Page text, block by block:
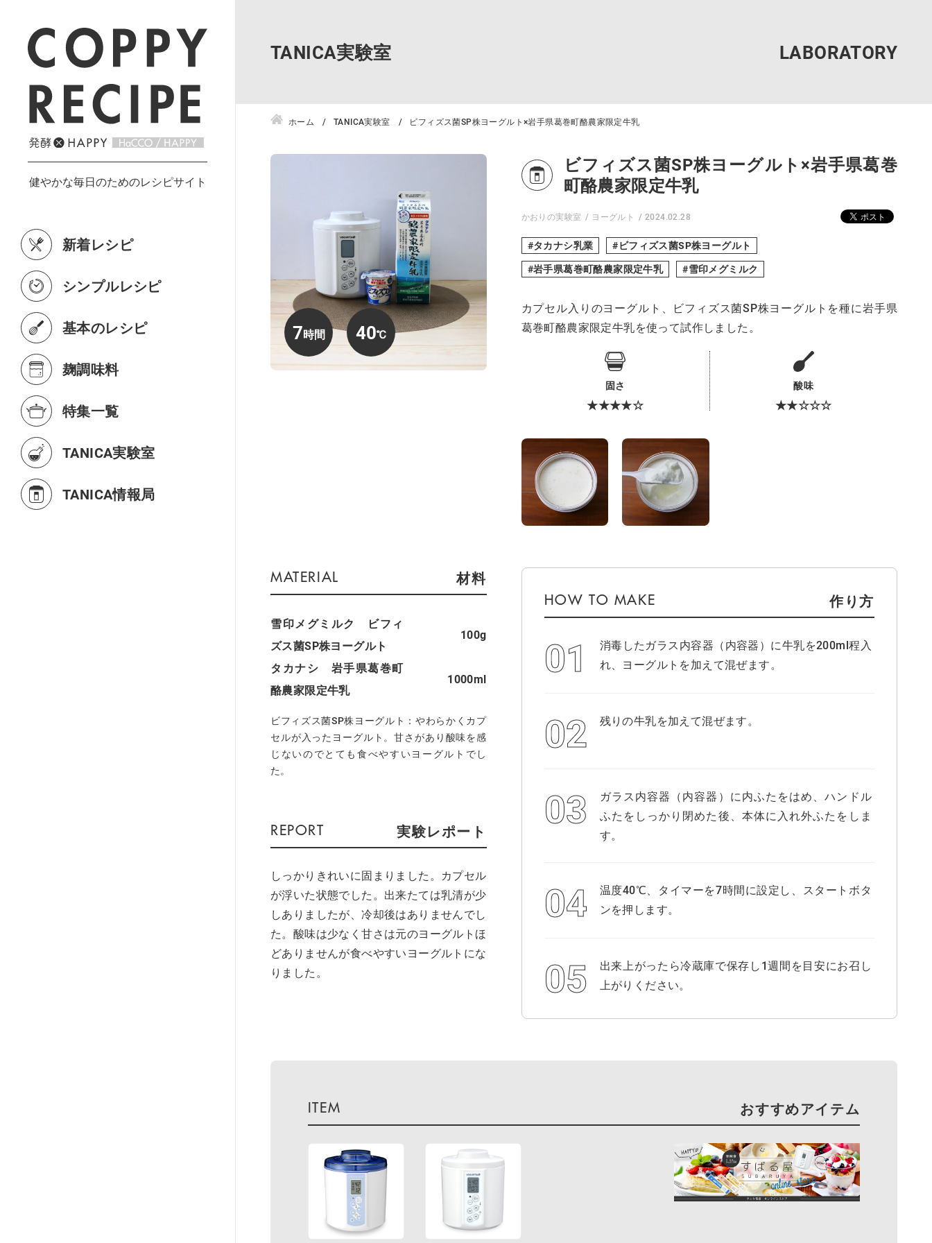
新着レシピ
シンプルレシピ
基本のレシピ
麹調味料
特集一覧
TANICA実験室
TANICA情報局
TANICA実験室
ホーム TANICA実験室 ビフィズス菌SP株ヨーグルト×岩手県葛巻町酪農家限定牛乳
7 40
ビフィズス菌SP株ヨーグルト×岩手県葛巻
町酪農家限定牛乳
かおりの実験室 ヨーグルト 2024.02.28
タカナシ乳業
ビフィズス菌SP株ヨーグルト
岩手県葛巻町酪農家限定牛乳
雪印メグミルク
カプセル入りのヨーグルト、ビフィズス菌SP株ヨーグルトを種に岩手県
葛巻町酪農家限定牛乳を使って試作しました。
固さ
★★★★☆
酸味
★★☆☆☆
材料
雪印メグミルク ビフィ
ズス菌SP株ヨーグルト
100g
タカナシ 岩手県葛巻町
酪農家限定牛乳
1000ml
ビフィズス菌SP株ヨーグルト：やわらかくカプ
セルが入ったヨーグルト。甘さがあり酸味を感
じないのでとても食べやすいヨーグルトでし
た。
実験レポート
しっかりきれいに固まりました。カプセル
が浮いた状態でした。出来たては乳清が少
しありましたが、冷却後はありませんでし
た。酸味は少なく甘さは元のヨーグルトほ
どありませんが食べやすいヨーグルトにな
りました。
作り方
消毒したガラス内容器（内容器）に牛乳を200ml程入
れ、ヨーグルトを加えて混ぜます。
残りの牛乳を加えて混ぜます。
ガラス内容器（内容器）に内ふたをはめ、ハンドル
ふたをしっかり閉めた後、本体に入れ外ふたをしま
す。
温度40℃、タイマーを7時間に設定し、スタートボタ
ンを押します。
出来上がったら冷蔵庫で保存し1週間を目安にお召し
上がりください。
おすすめアイテム